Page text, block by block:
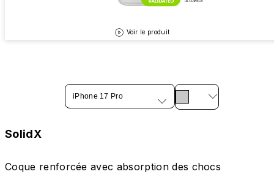
Voir le produit
iPhone 17 Pro
SolidX
Coque renforcée avec absorption des chocs